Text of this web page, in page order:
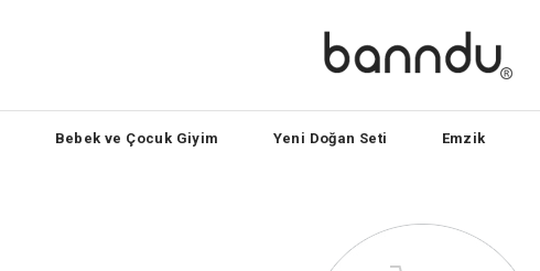
Bebek ve Çocuk Giyim Yeni Doğan Seti Emzik